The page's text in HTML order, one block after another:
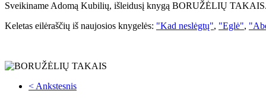
Sveikiname Adomą Kubilių, išleidusį knygą BORUŽĖLIŲ TAKAIS.
Keletas eilėraščių iš naujosios knygelės: "Kad neslėgtų", "Eglė",
< Ankstesnis